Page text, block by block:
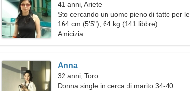
41 anni, Ariete
Sto cercando un uomo pieno di tatto per le
date
164 cm (5'5"), 64 kg (141 libbre)
Amicizia
Anna
32 anni, Toro
Donna single in cerca di marito 34-40